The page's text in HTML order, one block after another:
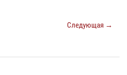
Следующая →